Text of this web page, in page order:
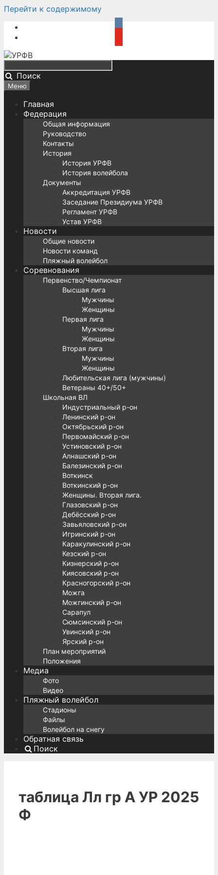
Перейти к содержимому
Поиск
Меню
Главная
Федерация
Общая информация
Руководство
Контакты
История
История УРФВ
История волейбола
Документы
Аккредитация УРФВ
Заседание Президиума УРФВ
Регламент УРФВ
Устав УРФВ
Новости
Общие новости
Новости команд
Пляжный волейбол
Соревнования
Первенство/Чемпионат
Высшая лига
Мужчины
Женщины
Первая лига
Мужчины
Женщины
Вторая лига
Мужчины
Женщины
Любительская лига (мужчины)
Ветераны 40+/50+
Школьная ВЛ
Индустриальный р-он
Ленинский р-он
Октябрьский р-он
Первомайский р-он
Устиновский р-он
Алнашский р-он
Балезинский р-он
Воткинск
Воткинский р-он
Женщины. Вторая лига.
Глазовский р-он
Дебёсский р-он
Завьяловский р-он
Игринский р-он
Каракулинский р-он
Кезский р-он
Кизнерский р-он
Киясовский р-он
Красногорский р-он
Можга
Можгинский р-он
Сарапул
Сюмсинский р-он
Увинский р-он
Ярский р-он
План мероприятий
Положения
Медиа
Фото
Видео
Пляжный волейбол
Стадионы
Файлы
Волейбол на снегу
Обратная связь
Поиск
таблица Лл гр А УР 2025
Ф